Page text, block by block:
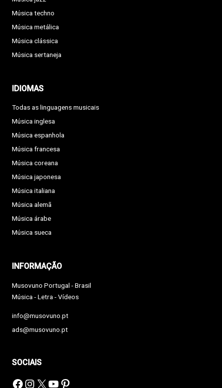
Música techno
Música metálica
Música clássica
Música sertaneja
IDIOMAS
Todas as linguagens musicais
Música inglesa
Música espanhola
Música francesa
Música coreana
Música japonesa
Música italiana
Música alemã
Música árabe
Música sueca
INFORMAÇÃO
Musovuno Portugal - Brasil
Música - Letra - Vídeos
info@musovuno.pt
ads@musovuno.pt
SOCIAIS
Facebook
Instagram
X YouTube
Pinterest